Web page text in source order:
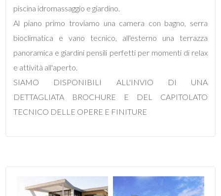
piscina idromassaggio e giardino.
Al piano primo troviamo una camera con bagno, serra
bioclimatica e vano tecnico, all'esterno una terrazza
panoramica e giardini pensili perfetti per momenti di relax
e attività all'aperto.
SIAMO DISPONIBILI ALL'INVIO DI UNA
DETTAGLIATA BROCHURE E DEL CAPITOLATO
TECNICO DELLE OPERE E FINITURE
4
5
5+
Camere